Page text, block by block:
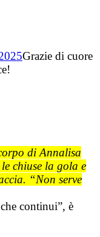
Grazie di cuore
di Annalisa
chiuse la gola e
“Non serve
continui”, è